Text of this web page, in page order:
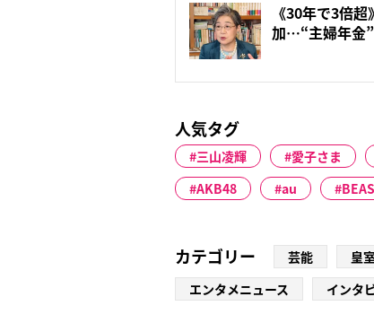
《30年で3倍
加…“主婦年金
人気タグ
三山凌輝 愛子さま
AKB48
au
カテゴリー 芸能 皇
エンタメニュース
インタ